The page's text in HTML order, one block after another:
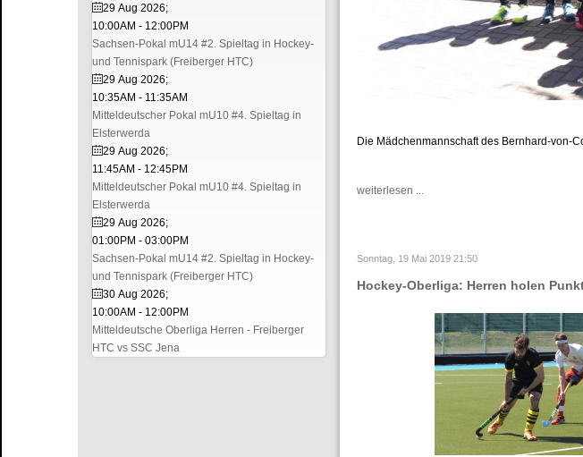
Die Mädchenmannschaft des Bernhard-von-
weiterlesen ...
Sonntag, 19 Mai 2019 21:50
Hockey-Oberliga: Herren holen
29 Aug 2026;
10:00AM - 12:00PM
Sachsen-Pokal mU14 #2. Spieltag in Hockey-
und Tennispark (Freiberger HTC)
29 Aug 2026;
10:35AM - 11:35AM
Mitteldeutscher Pokal mU10 #4. Spieltag in
Elsterwerda
29 Aug 2026;
11:45AM - 12:45PM
Mitteldeutscher Pokal mU10 #4. Spieltag in
Elsterwerda
29 Aug 2026;
01:00PM -03:00PM
Sachsen-Pokal mU14 #2. Spieltag in Hockey-
und Tennispark (Freiberger HTC)
30 Aug 2026;
10:00AM - 12:00PM
Mitteldeutsche Oberliga Herren - Freiberger
HTC vs SSC Jena